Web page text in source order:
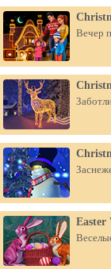
Вечер
Easter